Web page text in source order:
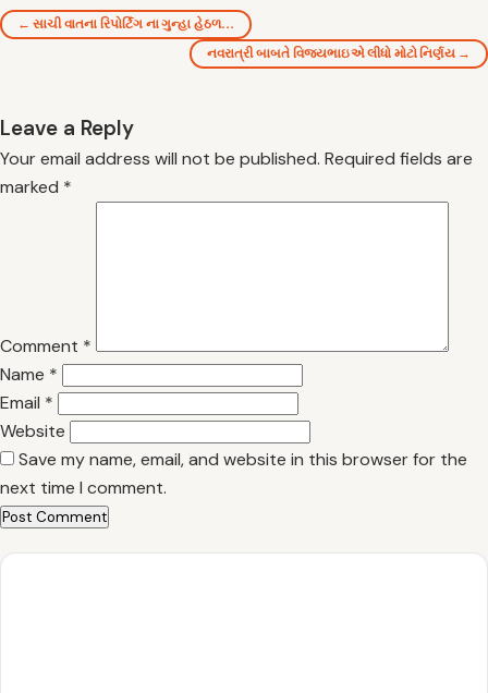
← સાચી વાતના રિપોર્ટિંગ ના ગુન્હા હેઠળ…
નવરાત્રી બાબતે વિજયભાઇએ લીધો મોટો નિર્ણય →
Leave a Reply
Your email address will not be published. Required fields are
marked *
Comment *
Name *
Email *
Website
Save my name, email, and website in this browser for the
next time I comment.